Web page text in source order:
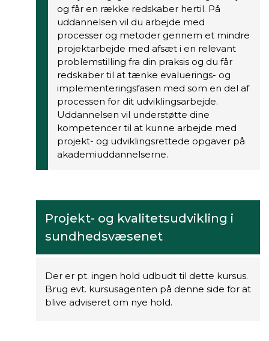
og får en række redskaber hertil. På
uddannelsen vil du arbejde med
processer og metoder gennem et mindre
projektarbejde med afsæt i en relevant
problemstilling fra din praksis og du får
redskaber til at tænke evaluerings- og
implementeringsfasen med som en del af
processen for dit udviklingsarbejde.
Uddannelsen vil understøtte dine
kompetencer til at kunne arbejde med
projekt- og udviklingsrettede opgaver på
akademiuddannelserne.
Projekt- og kvalitetsudvikling i
sundhedsvæsenet
Der er pt. ingen hold udbudt til dette kursus.
Brug evt. kursusagenten på denne side for at
blive adviseret om nye hold.